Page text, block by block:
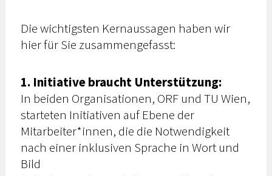
Die wichtigsten Kernaussagen haben wir
hier für Sie zusammengefasst:
1. Initiative braucht Unterstützung:
In beiden Organisationen, ORF und TU Wien,
starteten Initiativen auf Ebene der
Mitarbeiter*innen, die die Notwendigkeit
nach einer inklusiven Sprache in Wort und
Bild